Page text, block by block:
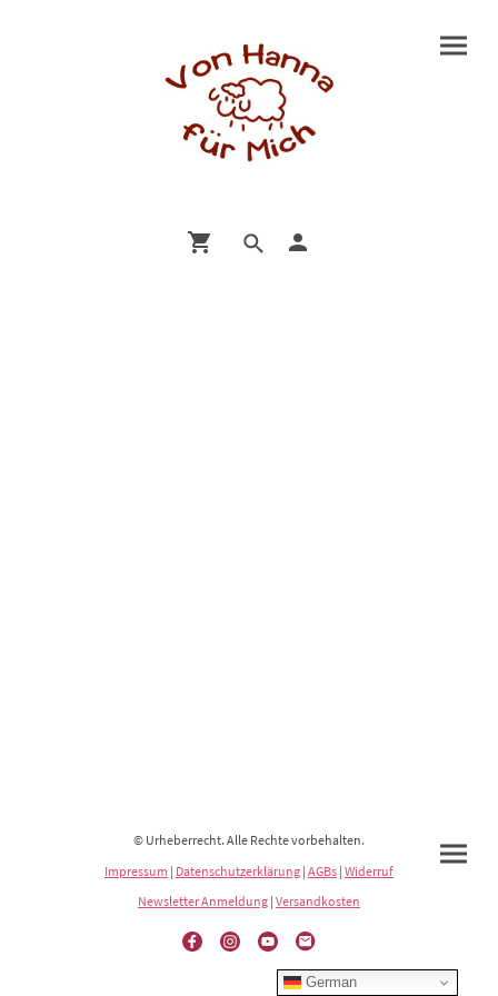
© Urheberrecht. Alle Rechte vorbehalten.
Impressum | Datenschutzerklärung | AGBs | Widerruf
Newsletter Anmeldung | Versandkosten
German